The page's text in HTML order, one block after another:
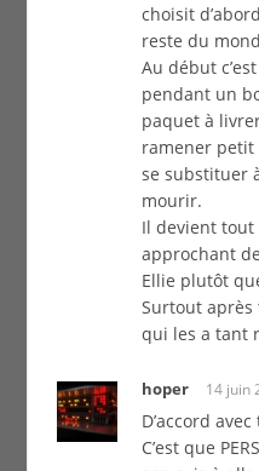
choisit
reste du
Au début
pendant un
paquet à
ramener petit
se substituer
mourir.
Il devient tout
approchant
Ellie plutôt
Surtout après
qui les a tant
hoper 14 juin
D’accord
C’est que